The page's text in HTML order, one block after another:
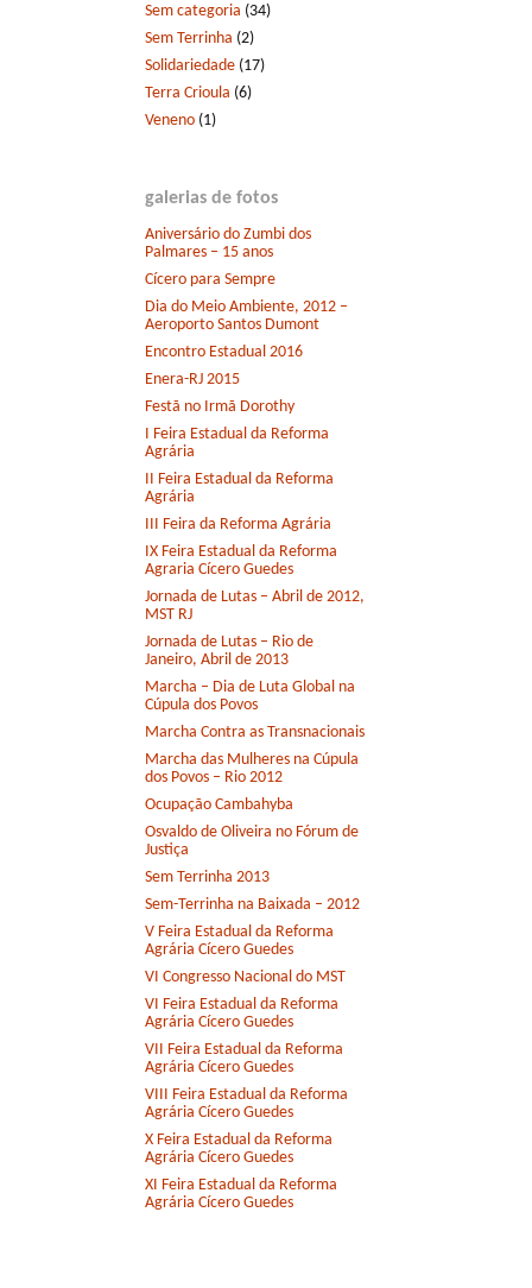
Sem categoria (34)
Sem Terrinha (2)
Solidariedade (17)
Terra Crioula (6)
Veneno (1)
galerias de fotos
Aniversário do Zumbi dos
Palmares – 15 anos
Cícero para Sempre
Dia do Meio Ambiente, 2012 –
Aeroporto Santos Dumont
Encontro Estadual 2016
Enera-RJ 2015
Festã no Irmã Dorothy
I Feira Estadual da Reforma
Agrária
II Feira Estadual da Reforma
Agrária
III Feira da Reforma Agrária
IX Feira Estadual da Reforma
Agraria Cícero Guedes
Jornada de Lutas – Abril de 2012,
MST RJ
Jornada de Lutas – Rio de
Janeiro, Abril de 2013
Marcha – Dia de Luta Global na
Cúpula dos Povos
Marcha Contra as Transnacionais
Marcha das Mulheres na Cúpula
dos Povos – Rio 2012
Ocupação Cambahyba
Osvaldo de Oliveira no Fórum de
Justiça
Sem Terrinha 2013
Sem-Terrinha na Baixada – 2012
V Feira Estadual da Reforma
Agrária Cícero Guedes
VI Congresso Nacional do MST
VI Feira Estadual da Reforma
Agrária Cícero Guedes
VII Feira Estadual da Reforma
Agrária Cícero Guedes
VIII Feira Estadual da Reforma
Agrária Cícero Guedes
X Feira Estadual da Reforma
Agrária Cícero Guedes
XI Feira Estadual da Reforma
Agrária Cícero Guedes